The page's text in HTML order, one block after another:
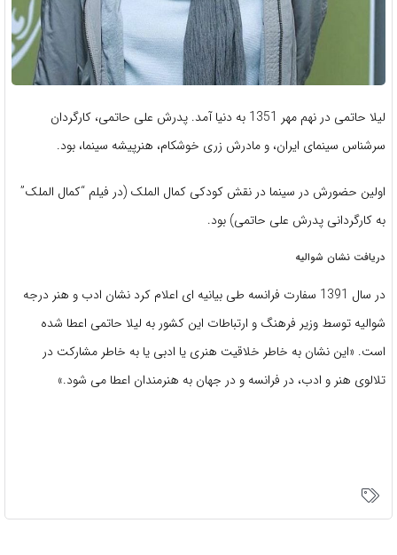
لیلا حاتمی در نهم مهر 1351 به دنیا آمد. پدرش علی حاتمی، کارگردان
سرشناس سینمای ایران، و مادرش زری خوشکام، هنرپیشه سینما، بود.
اولین حضورش در سینما در نقش کودکی کمال الملک (در فیلم “کمال الملک”
به کارگردانی پدرش علی حاتمی) بود.
دریافت نشان شوالیه
در سال 1391 سفارت فرانسه طی بیانیه ای اعلام کرد نشان ادب و هنر درجه
شوالیه توسط وزیر فرهنگ و ارتباطات این کشور به لیلا حاتمی اعطا شده
است. «این نشان به خاطر خلاقیت هنری یا ادبی یا به خاطر مشارکت در
تلالوی هنر و ادب، در فرانسه و در جهان به هنرمندان اعطا می شود.»